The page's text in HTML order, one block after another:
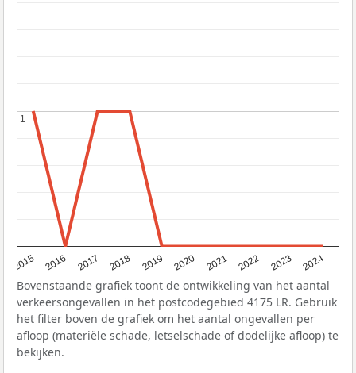
2015 2016 2017 2018 2019 2020 2021 2022 2023 2024
1
1
Bovenstaande grafiek toont de ontwikkeling van het aantal
verkeersongevallen in het postcodegebied 4175 LR. Gebruik
het filter boven de grafiek om het aantal ongevallen per
afloop (materiële schade, letselschade of dodelijke afloop) te
bekijken.